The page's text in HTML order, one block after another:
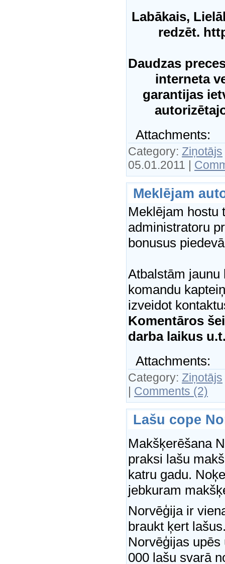
Labākais,
redzēt.
Daudzas
interneta
garantijas
Attachments:
Category: Ziņotājs
05.01.2011 |
Meklējam
Meklējam hostu
administratoru
bonusus
Atbalstām
komandu
izveidot
Komentāros
darba laikus
Attachments:
Category: Ziņotājs
| Comments (2)
Lašu cope
Makšķerēšana
praksi lašu
katru gadu.
jebkuram
Norvēģija ir
braukt ķert
Norvēģijas
000 lašu svarā